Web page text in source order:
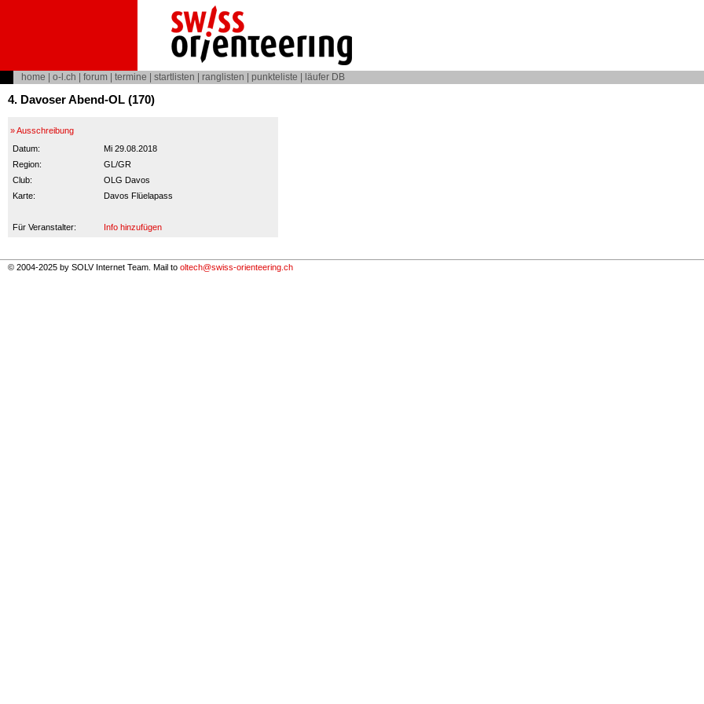
home o-l.ch forum termine startlisten ranglisten punkteliste läufer DB
4. Davoser Abend-OL (170)
» Ausschreibung
Datum:
Mi 29.08.2018
Region:
GL/GR
Club:
OLG Davos
Karte:
Davos Flüelapass
Für Veranstalter: Info hinzufügen
© 2004-2025 by SOLV Internet Team. Mail to oltech@swiss-orienteering.ch